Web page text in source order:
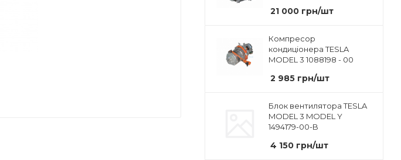
21 000 грн/шт
Компресор
кондиціонера TESLA
MODEL 3 1088198 - 00
2 985 грн/шт
Блок вентилятора TESLA
MODEL 3 MODEL Y
1494179-00-B
4 150 грн/шт